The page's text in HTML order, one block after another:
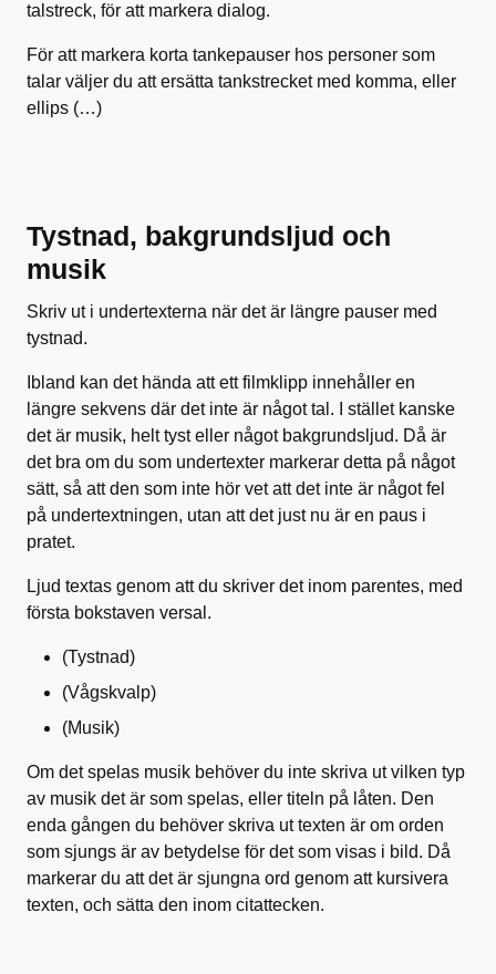
talstreck, för att markera dialog.
För att markera korta tankepauser hos personer som
talar väljer du att ersätta tankstrecket med komma, eller
ellips (…)
Tystnad, bakgrundsljud och
musik
Skriv ut i undertexterna när det är längre pauser med
tystnad.
Ibland kan det hända att ett filmklipp innehåller en
längre sekvens där det inte är något tal. I stället kanske
det är musik, helt tyst eller något bakgrundsljud. Då är
det bra om du som undertexter markerar detta på något
sätt, så att den som inte hör vet att det inte är något fel
på undertextningen, utan att det just nu är en paus i
pratet.
Ljud textas genom att du skriver det inom parentes, med
första bokstaven versal.
(Tystnad)
(Vågskvalp)
(Musik)
Om det spelas musik behöver du inte skriva ut vilken typ
av musik det är som spelas, eller titeln på låten. Den
enda gången du behöver skriva ut texten är om orden
som sjungs är av betydelse för det som visas i bild. Då
markerar du att det är sjungna ord genom att kursivera
texten, och sätta den inom citattecken.